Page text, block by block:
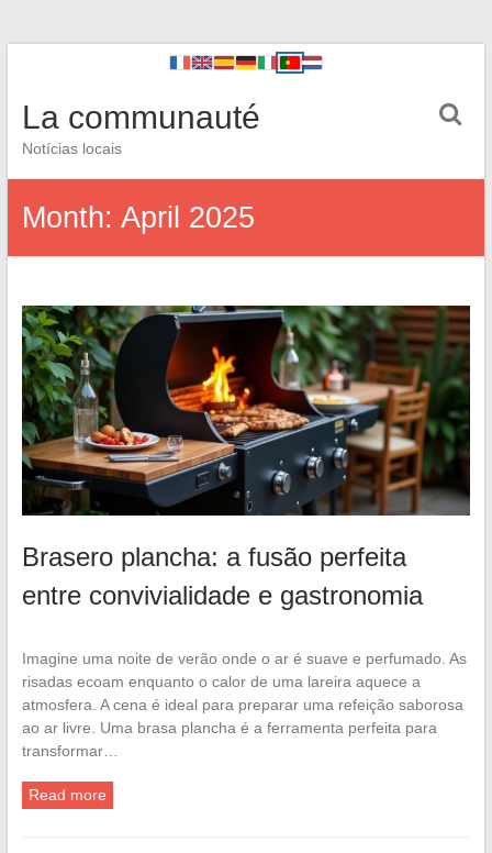
La communauté
Notícias locais
Month: April 2025
Brasero plancha: a fusão perfeita
entre convivialidade e gastronomia
Imagine uma noite de verão onde o ar é suave e perfumado. As
risadas ecoam enquanto o calor de uma lareira aquece a
atmosfera. A cena é ideal para preparar uma refeição saborosa
ao ar livre. Uma brasa plancha é a ferramenta perfeita para
transformar…
Read more